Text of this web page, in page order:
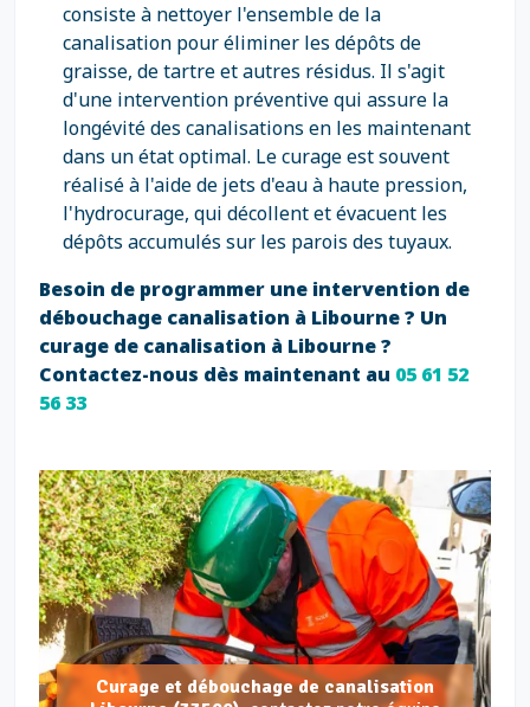
consiste à nettoyer l'ensemble de la
canalisation pour éliminer les dépôts de
graisse, de tartre et autres résidus. Il s'agit
d'une intervention préventive qui assure la
longévité des canalisations en les maintenant
dans un état optimal. Le curage est souvent
réalisé à l'aide de jets d'eau à haute pression,
l'hydrocurage, qui décollent et évacuent les
dépôts accumulés sur les parois des tuyaux.
Besoin de programmer une intervention de
débouchage canalisation à Libourne ? Un
curage de canalisation à Libourne ?
Contactez-nous dès maintenant au 05 61 52
56 33
Curage et débouchage de canalisation